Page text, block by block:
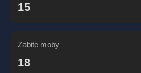
15
Zabite moby
18